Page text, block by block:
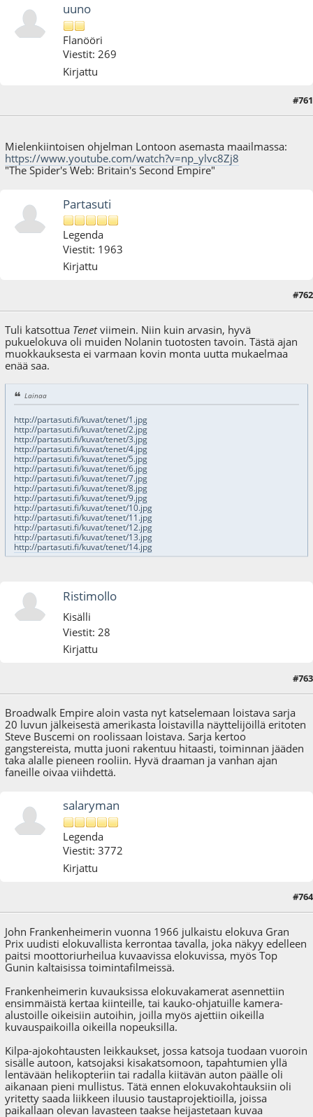
uuno
Flanööri
Viestit: 269
Kirjattu
#761
Mielenkiintoisen ohjelman Lontoon asemasta maailmassa:
https://www.youtube.com/watch?v=np_ylvc8Zj8
"The Spider's Web: Britain's Second Empire"
Partasuti
Legenda
Viestit: 1963
Kirjattu
: 31.01.22 - klo:17:09 käyttäjältä Partasuti#762
Tuli katsottua Tenetviimein. Niin kuin arvasin, hyvä
pukuelokuva oli muiden Nolanin tuotosten tavoin. Tästä ajan
muokkauksesta ei varmaan kovin monta uutta mukaelmaa
enää saa.
Lainaa
http://partasuti.fi/kuvat/tenet/1.jpg
http://partasuti.fi/kuvat/tenet/2.jpg
http://partasuti.fi/kuvat/tenet/3.jpg
http://partasuti.fi/kuvat/tenet/4.jpg
http://partasuti.fi/kuvat/tenet/5.jpg
http://partasuti.fi/kuvat/tenet/6.jpg
http://partasuti.fi/kuvat/tenet/7.jpg
http://partasuti.fi/kuvat/tenet/8.jpg
http://partasuti.fi/kuvat/tenet/9.jpg
http://partasuti.fi/kuvat/tenet/10.jpg
http://partasuti.fi/kuvat/tenet/11.jpg
http://partasuti.fi/kuvat/tenet/12.jpg
http://partasuti.fi/kuvat/tenet/13.jpg
http://partasuti.fi/kuvat/tenet/14.jpg
Ristimollo
Kisälli
Viestit: 28
Kirjattu
#763
Broadwalk Empire aloin vasta nyt katselemaan loistava sarja
20 luvun jälkeisestä amerikasta loistavilla näyttelijöillä eritoten
Steve Buscemi on roolissaan loistava. Sarja kertoo
gangstereista, mutta juoni rakentuu hitaasti, toiminnan jääden
taka alalle pieneen rooliin. Hyvä draaman ja vanhan ajan
faneille oivaa viihdettä.
salaryman
Legenda
Viestit: 3772
Kirjattu
#764
John Frankenheimerin vuonna 1966 julkaistu elokuva Gran
Prix uudisti elokuvallista kerrontaa tavalla, joka näkyy edelleen
paitsi moottoriurheilua kuvaavissa elokuvissa, myös Top
Gunin kaltaisissa toimintafilmeissä.
Frankenheimerin kuvauksissa elokuvakamerat asennettiin
ensimmäistä kertaa kiinteille, tai kauko-ohjatuille kamera-
alustoille oikeisiin autoihin, joilla myös ajettiin oikeilla
kuvauspaikoilla oikeilla nopeuksilla.
Kilpa-ajokohtausten leikkaukset, jossa katsoja tuodaan vuoroin
sisälle autoon, katsojaksi kisakatsomoon, tapahtumien yllä
lentävään helikopteriin tai radalla kiitävän auton päälle oli
aikanaan pieni mullistus. Tätä ennen elokuvakohtauksiin oli
yritetty saada liikkeen iluusio taustaprojektioilla, joissa
paikallaan olevan lavasteen taakse heijastetaan kuvaa